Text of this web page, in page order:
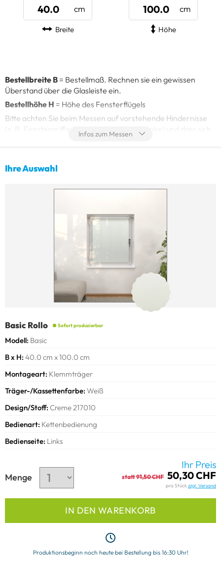
Breite Höhe
Bestellbreite B = Bestellmaß. Rechnen sie ein gewissen
Überstand über die Glasleiste ein.
Bestellhöhe H = Höhe des Fensterflügels
Bitte achten Sie beim Messen auf vorstehende Hindernisse
(z. B. Fenstergriffe, Beschläge, Fensterbänke) und dass sich
das Fenster nach der Montage noch öffnen (kippen) lässt.
Achtung!
Beachten Sie bitte, dass der Stoff schmäler ist als das
Bestellmaß!
Bedienseite: ca. 20 mm, Gegenseite: ca. 10 mm
Es kann stoff- und modellbedingt zu Abweichungen kommen.
Infos zum Messen
Ihre Auswahl
Basic Rollo Sofort produzierbar
Modell Basic
B x H 40.0 cm x 100.0 cm
Montageart Klemmträger
Träger-/Kassettenfarbe Weiß
Design/Stoff Creme 217010
Bedienart Kettenbedienung
Bedienseite Links
Ihr Preis
statt91,50 CHF 50,30 CHF
pro Stückzzgl. Versand
Menge
IN DEN WARENKORB
Produktionsbeginn noch heute bei Bestellung bis 16:30 Uhr!